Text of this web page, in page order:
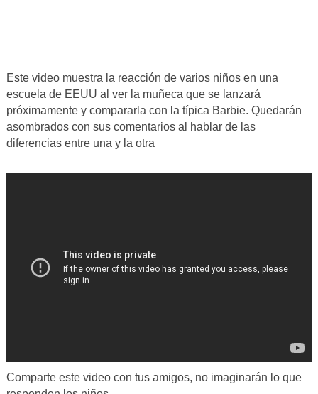
Este video muestra la reacción de varios niños en una
escuela de EEUU al ver la muñeca que se lanzará
próximamente y compararla con la típica Barbie. Quedarán
asombrados con sus comentarios al hablar de las
diferencias entre una y la otra
Comparte este video con tus amigos, no imaginarán lo que